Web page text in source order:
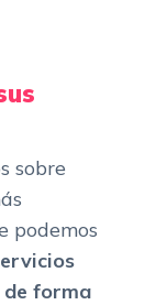
sobre
podemos
de forma